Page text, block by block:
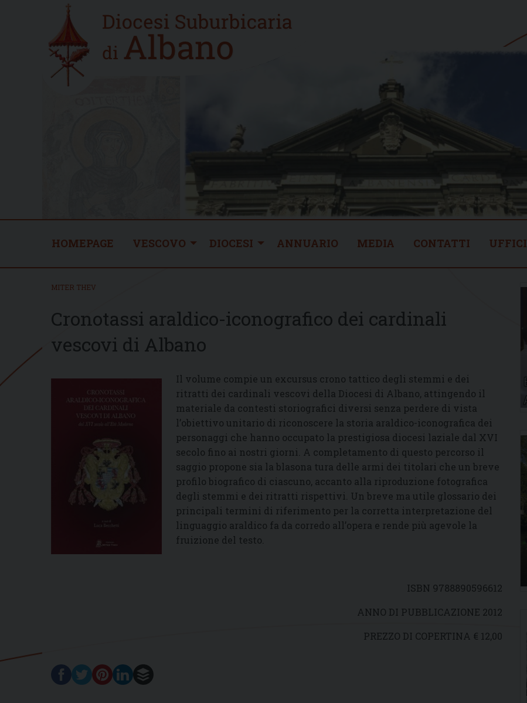
Home
new
HOMEPAGE VESCOVO DIOCESI ANNUARIO MEDIA CONTATTI UFFICI
MITER THEV
Cronotassi araldico-iconografico dei cardinali
vescovi di Albano
Il volume compie un excursus crono tattico degli stemmi e dei
ritratti dei cardinali vescovi della Diocesi di Albano, attingendo il
materiale da contesti storiografici diversi senza perdere di vista
l’obiettivo unitario di riconoscere la storia araldico-iconografica dei
personaggi che hanno occupato la prestigiosa diocesi laziale dal XVI
secolo fino ai nostri giorni. A completamento di questo percorso il
saggio propone sia la blasona tura delle armi dei titolari che un breve
profilo biografico di ciascuno, accanto alla riproduzione fotografica
degli stemmi e dei ritratti rispettivi. Un breve ma utile glossario dei
principali termini di riferimento per la corretta interpretazione del
linguaggio araldico fa da corredo all’opera e rende più agevole la
fruizione del testo.
ISBN 9788890596612
ANNO DI PUBBLICAZIONE 2012
PREZZO DI COPERTINA € 12,00